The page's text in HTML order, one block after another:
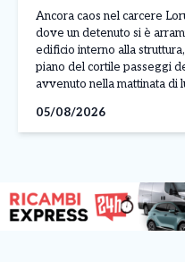
Ancora caos nel carcere
dove un detenuto si è
edificio interno alla
piano del cortile passeggi
avvenuto nella mattinata di
ancora stati […]
05/08/2026